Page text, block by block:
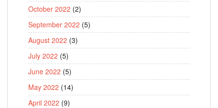
October 2022 (2)
September 2022 (5)
August 2022 (3)
July 2022 (5)
June 2022 (5)
May 2022 (14)
April 2022 (9)